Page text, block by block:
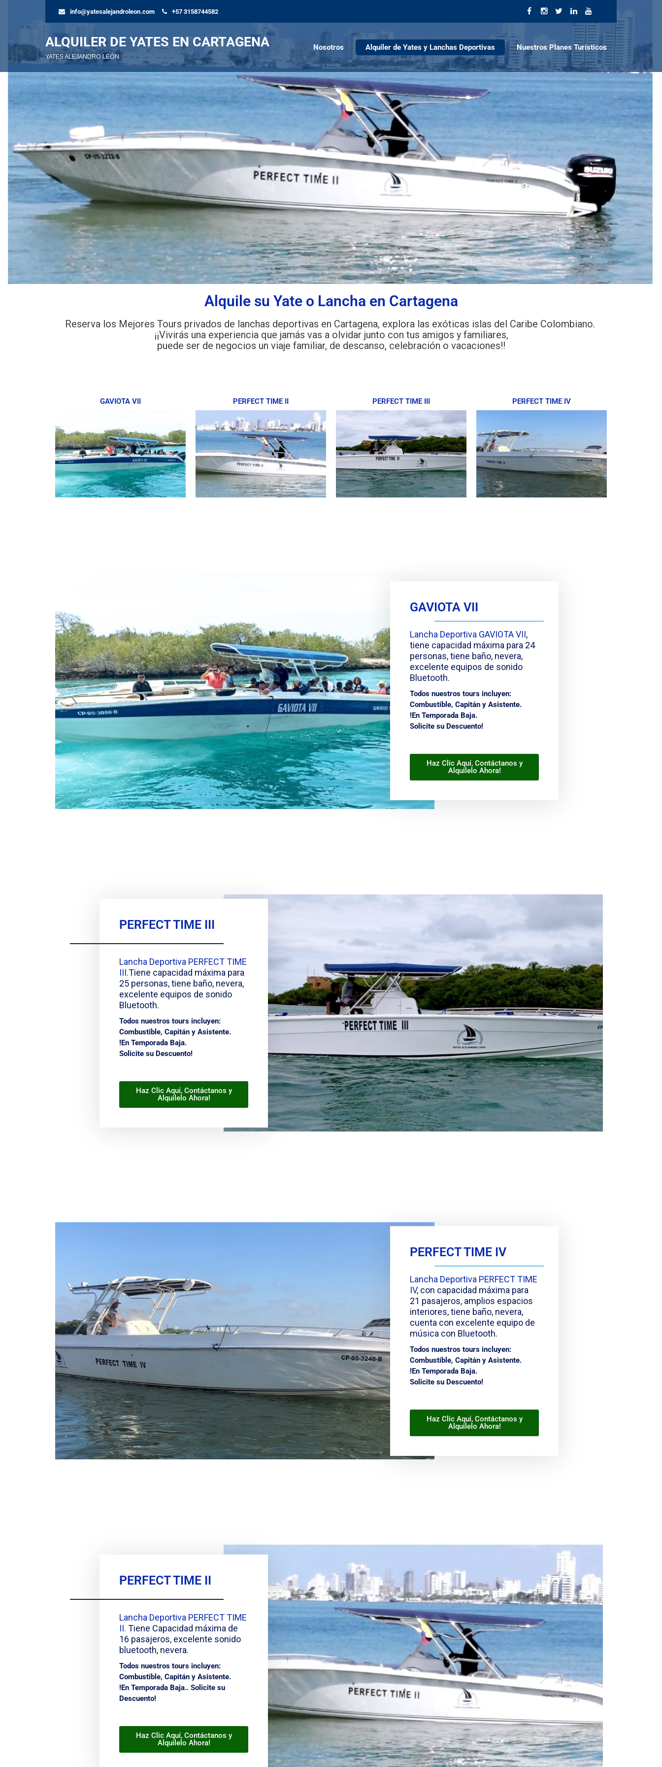
info@yatesalejandroleon.com +57 3158744582
ALQUILER DE YATES EN CARTAGENA
YATES ALEJANDRO LEÓN
Nosotros Alquiler de Yates y Lanchas Deportivas Nuestros Planes Turísticos
Alquile su Yate o Lancha en Cartagena
Reserva los Mejores Tours privados de lanchas deportivas en Cartagena, explora las exóticas islas del Caribe Colombiano.
¡¡Vivirás una experiencia que jamás vas a olvidar junto con tus amigos y familiares,
puede ser de negocios un viaje familiar, de descanso, celebración o vacaciones!!
GAVIOTA VII PERFECT TIME II PERFECT TIME III PERFECT TIME IV
GAVIOTA VII
Lancha Deportiva GAVIOTA VII,
tiene capacidad máxima para 24
personas, tiene baño, nevera,
excelente equipos de sonido
Bluetooth.
Todos nuestros tours incluyen:
Combustible, Capitán y Asistente.
!En Temporada Baja.
Solicite su Descuento!
Haz Clic Aquí, Contáctanos y
Alquilelo Ahora!
PERFECT TIME III
Lancha Deportiva PERFECT TIME
III.Tiene capacidad máxima para
25 personas, tiene baño, nevera,
excelente equipos de sonido
Bluetooth.
Todos nuestros tours incluyen:
Combustible, Capitán y Asistente.
!En Temporada Baja.
Solicite su Descuento!
Haz Clic Aquí, Contáctanos y
Alquilelo Ahora!
PERFECT TIME IV
Lancha Deportiva PERFECT TIME
IV, con capacidad máxima para
21 pasajeros, amplios espacios
interiores, tiene baño, nevera,
cuenta con excelente equipo de
música con Bluetooth.
Todos nuestros tours incluyen:
Combustible, Capitán y Asistente.
!En Temporada Baja.
Solicite su Descuento!
Haz Clic Aquí, Contáctanos y
Alquilelo Ahora!
PERFECT TIME II
Lancha Deportiva PERFECT TIME
II. Tiene Capacidad máxima de
16 pasajeros, excelente sonido
bluetooth, nevera.
Todos nuestros tours incluyen:
Combustible, Capitán y Asistente.
!En Temporada Baja.. Solicite su
Descuento!
Haz Clic Aquí, Contáctanos y
Alquilelo Ahora!